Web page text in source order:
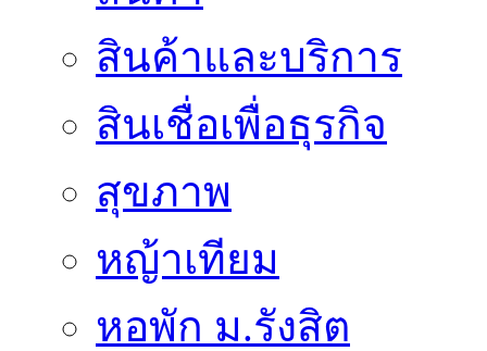
สินค้าและบริการ
สินเชื่อเพื่อธุรกิจ
สุขภาพ
หญ้าเทียม
หอพัก ม.รังสิต